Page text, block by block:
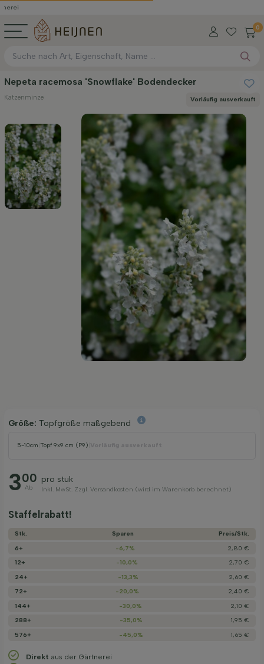
0
Nepeta racemosa 'Snowflake' Bodendecker
Katzenminze Vorläufig ausverkauft
Größe: Topfgröße maßgebend
5-10cm Topf 9x9 cm (P9)
300
Ab
pro stuk
Inkl. MwSt. Zzgl. Versandkosten (wird im Warenkorb berechnet)
Staffelrabatt!
Stk. Sparen
Preis/­Stk.
6+
-6,7%
2,80 €
12+
-10,0%
2,70 €
24+
-13,3%
2,60 €
72+
-20,0%
2,40 €
144+
-30,0%
2,10 €
288+
-35,0%
1,95 €
576+
-45,0% 1,65 €
Direkt aus der Gärtnerei